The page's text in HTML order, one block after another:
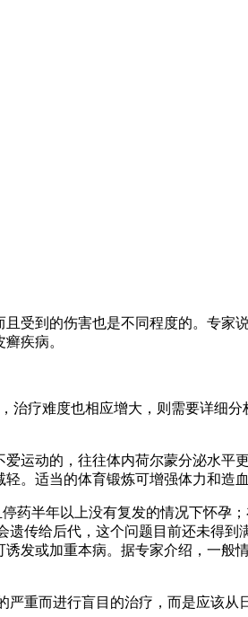
受到的伤害也是不同程度的。专家
疾病。
疗难度也相应增大，则需要详细
运动的，往往体内荷尔蒙分泌水平
。适当的体育锻炼可增强体力和造血
药半年以上没有复发的情况下怀孕
传给后代，这个问题目前还未得到
发或加重本病。据专家介绍，一般
重而进行盲目的治疗，而是应该从